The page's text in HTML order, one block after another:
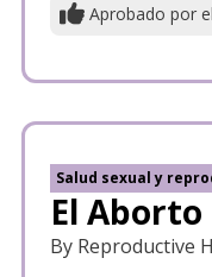
Aprobado por
Salud sexual y
El Aborto
By Reproductive